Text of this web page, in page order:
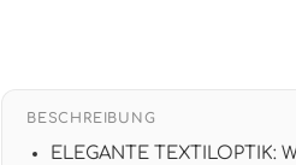
BESCHREIBUNG
ELEGANTE